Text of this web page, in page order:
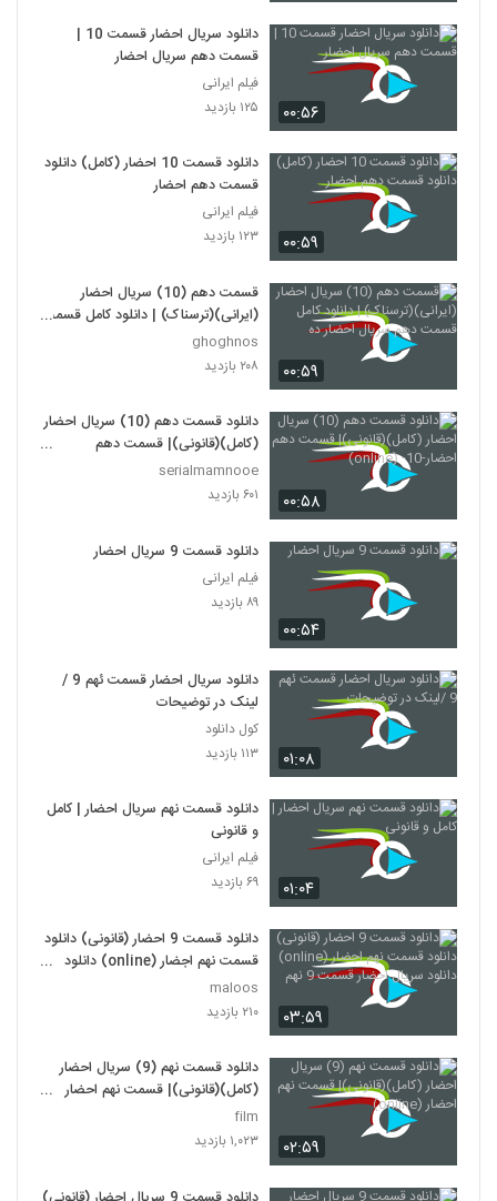
۰۰:۵۶
دانلود سریال احضار قسمت 10 |
قسمت دهم سریال احضار
فیلم ایرانی
۱۲۵ بازدید
۰۰:۵۹
دانلود قسمت 10 احضار (کامل) دانلود
قسمت دهم احضار
فیلم ایرانی
۱۲۳ بازدید
۰۰:۵۹
قسمت دهم (10) سریال احضار
(ایرانی)(ترسناک) | دانلود کامل قسمت
دهم سریال احضار ده
ghoghnos
۲۰۸ بازدید
۰۰:۵۸
دانلود قسمت دهم (10) سریال احضار
(کامل)(قانونی)| قسمت دهم
احضار-10- (online)
serialmamnooe
۶۰۱ بازدید
۰۰:۵۴
دانلود قسمت 9 سریال احضار
فیلم ایرانی
۸۹ بازدید
۰۱:۰۸
دانلود سریال احضار قسمت ئهم 9 /
لینک در توضیحات
کول دانلود
۱۱۳ بازدید
۰۱:۰۴
دانلود قسمت نهم سریال احضار | کامل
و قانونی
فیلم ایرانی
۶۹ بازدید
۰۳:۵۹
دانلود قسمت 9 احضار (قانونی) دانلود
قسمت نهم اجضار (online) دانلود
سریال احضار قسمت 9 نهم
maloos
۲۱۰ بازدید
۰۲:۵۹
دانلود قسمت نهم (9) سریال احضار
(کامل)(قانونی)| قسمت نهم احضار
(online)
film
۱,۰۲۳ بازدید